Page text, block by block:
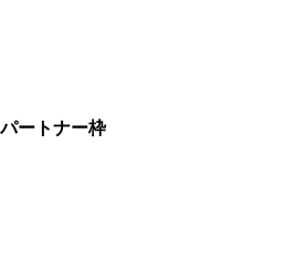
パートナー枠